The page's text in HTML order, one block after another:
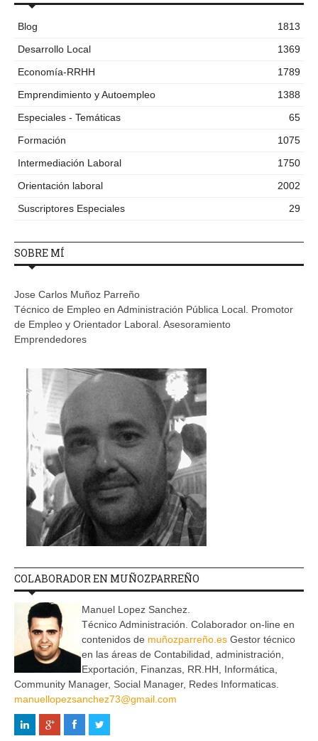
Blog
1813
Desarrollo Local
1369
Economía-RRHH
1789
Emprendimiento y Autoempleo
1388
Especiales - Temáticas
65
Formación
1075
Intermediación Laboral
1750
Orientación laboral
2002
Suscriptores Especiales
29
SOBRE MÍ
Jose Carlos Muñoz Parreño
Técnico de Empleo en Administración Pública Local. Promotor
de Empleo y Orientador Laboral. Asesoramiento
Emprendedores
COLABORADOR EN MUÑOZPARREÑO
Manuel Lopez Sanchez.
Técnico Administración. Colaborador on-line en
contenidos de muñozparreño.es Gestor técnico
en las áreas de Contabilidad, administración,
Exportación, Finanzas, RR.HH, Informática,
Community Manager, Social Manager, Redes Informaticas.
manuellopezsanchez73@gmail.com